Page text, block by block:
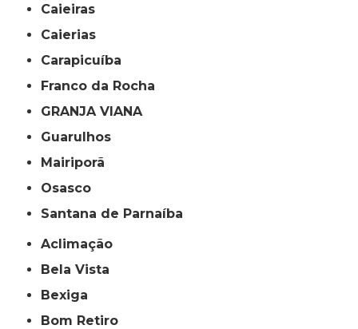
Caieiras
Caierias
Carapicuíba
Franco da Rocha
GRANJA VIANA
Guarulhos
Mairiporã
Osasco
Santana de Parnaíba
Aclimação
Bela Vista
Bexiga
Bom Retiro